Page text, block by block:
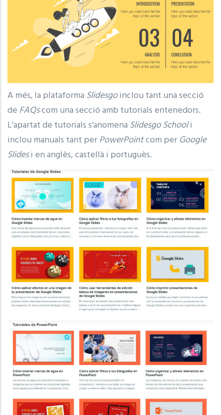
A més, la plataforma Slidesgoinclou tant una secció
de FAQscom una secció amb tutorials entenedors.
L’apartat de tutorials s’anomena Slidesgo Schooli
inclou manuals tant perPowerPointcom per Google
Slidesi en anglès, castellà i portuguès.